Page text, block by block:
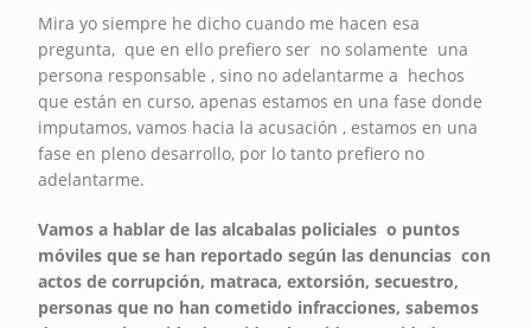
Mira yo siempre he dicho cuando me hacen esa
pregunta, que en ello prefiero ser no solamente una
persona responsable , sino no adelantarme a hechos
que están en curso, apenas estamos en una fase donde
imputamos, vamos hacia la acusación , estamos en una
fase en pleno desarrollo, por lo tanto prefiero no
adelantarme.
Vamos a hablar de las alcabalas policiales o puntos
móviles que se han reportado según las denuncias con
actos de corrupción, matraca, extorsión, secuestro,
personas que no han cometido infracciones, sabemos